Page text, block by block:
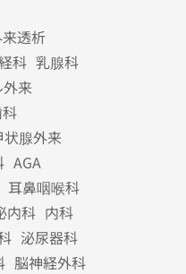
透析
科 乳腺科
外来
状腺外来
AGA
耳鼻咽喉科
内科 内科
泌尿器科
脳神経外科